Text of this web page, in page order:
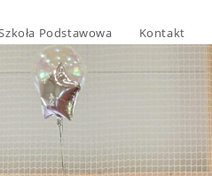
Podstawowa Kontakt